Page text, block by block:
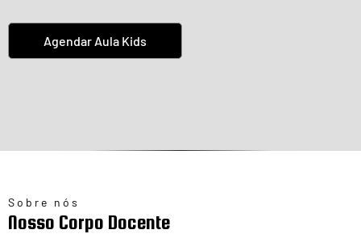
Agendar Aula Kids
Sobre nós
Nosso Corpo Docente